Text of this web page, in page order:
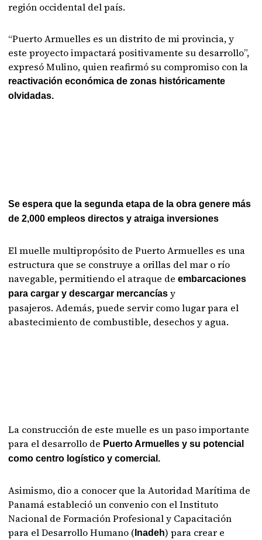
región occidental del país.
“Puerto Armuelles es un distrito de mi provincia, y
este proyecto impactará positivamente su desarrollo”,
expresó Mulino, quien reafirmó su compromiso con la
reactivación económica de zonas históricamente
olvidadas.
Se espera que la segunda etapa de la obra genere más
de 2,000 empleos directos y atraiga inversiones
El muelle multipropósito de Puerto Armuelles es una
estructura que se construye a orillas del mar o río
navegable, permitiendo el atraque deembarcaciones
para cargar y descargar mercancías y
pasajeros. Además, puede servir como lugar para el
abastecimiento de combustible, desechos y agua.
La construcción de este muelle es un paso importante
para el desarrollo de Puerto Armuelles y su potencial
como centro logístico y comercial.
Asimismo, dio a conocer que la Autoridad Marítima de
Panamá estableció un convenio con el Instituto
Nacional de Formación Profesional y Capacitación
para el Desarrollo Humano ( Inadeh) para crear e